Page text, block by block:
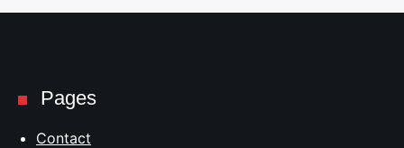
Pages
Contact